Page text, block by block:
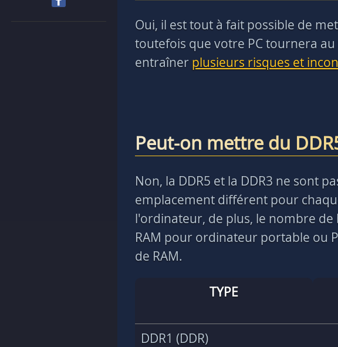
Oui, il est tout à fait possible de
toutefois que votre PC tournera
entraîner plusieurs risques et
Peut-on mettre du
Non, la DDR5 et la DDR3 ne sont
emplacement différent pour
l'ordinateur, de plus, le nombre
RAM pour ordinateur portable ou
de RAM.
TYPE
DDR1 (DDR)